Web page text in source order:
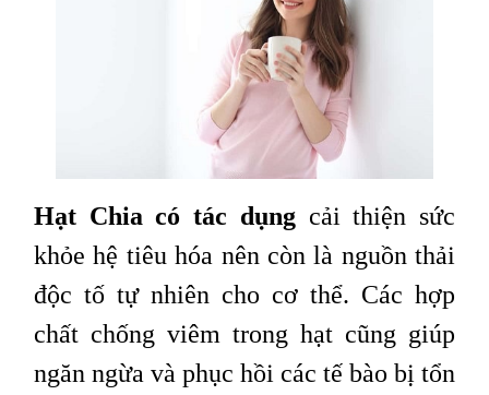
Hạt Chia có tác dụngcải thiện sức
khỏe hệ tiêu hóa nên còn là nguồn thải
độc tố tự nhiên cho cơ thể. Các hợp
chất chống viêm trong hạt cũng giúp
ngăn ngừa và phục hồi các tế bào bị tổn